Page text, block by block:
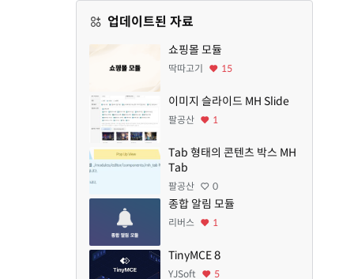
업데이트된 자료
쇼핑몰 모듈
딱따고기 15
이미지 슬라이드 MH Slide
팔공산 1
Tab 형태의 콘텐츠 박스 MH
Tab
팔공산 0
종합 알림 모듈
리버스 1
TinyMCE 8
YJSoft 5